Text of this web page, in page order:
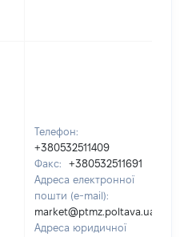
Телефон:
+380532511409
Факс:
+380532511691
Адреса електронної
пошти (e-mail):
market@ptmz.poltava.ua
Адреса юридичної